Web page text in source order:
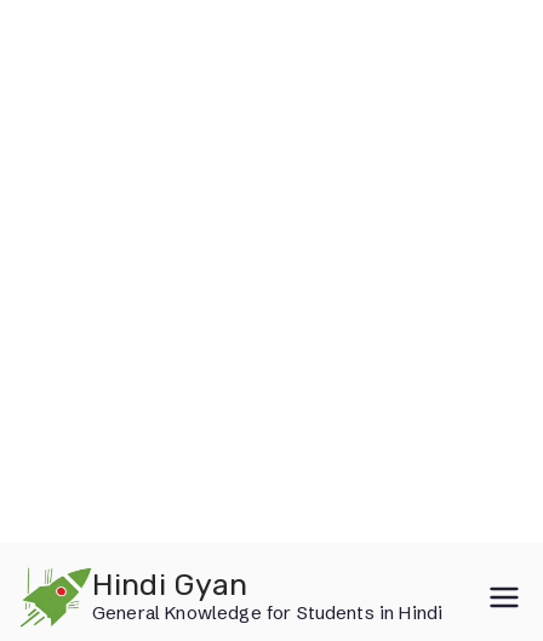
content
Hindi Gyan
General Knowledge for Students in Hindi